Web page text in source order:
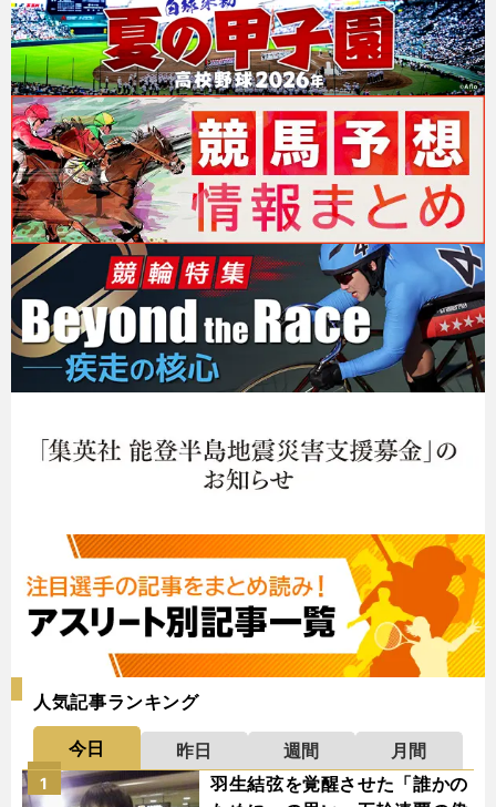
人気記事ランキング
今日 昨日 週間
月間
羽生結弦を覚醒させた「誰かの
1